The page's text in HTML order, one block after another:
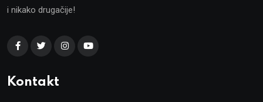
i nikako drugačije!
Kontakt